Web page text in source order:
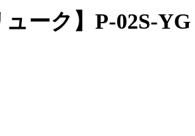
ューク】P-02S-